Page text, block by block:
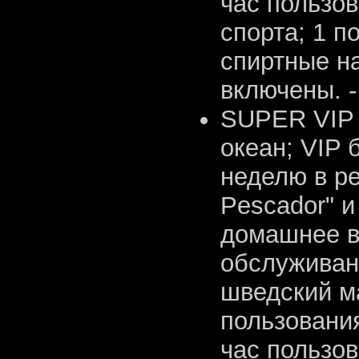
спорта; 1
спиртные
включены. -
SUPER
океан; VIP
неделю в
Pescador"
домашнее
шведский
час